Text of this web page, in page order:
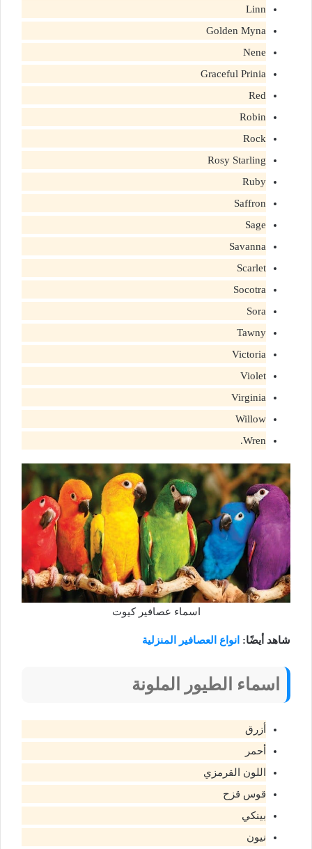
Linn
Golden Myna
Nene
Graceful Prinia
Red
Robin
Rock
Rosy Starling
Ruby
Saffron
Sage
Savanna
Scarlet
Socotra
Sora
Tawny
Victoria
Violet
Virginia
Willow
Wren.
اسماء عصافير كيوت
شاهد أيضًا: انواع العصافير المنزلية
اسماء الطيور الملونة
أزرق
أحمر
اللون القرمزي
قوس قزح
بينكي
نيون